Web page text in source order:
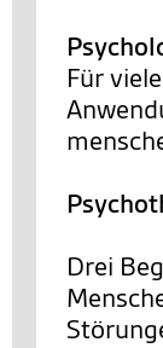
Für
Drei